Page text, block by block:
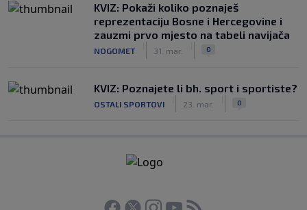
KVIZ: Pokaži koliko poznaješ
reprezentaciju Bosne i Hercegovine i
zauzmi prvo mjesto na tabeli navijača
NOGOMET 31. mar. 0
KVIZ: Poznajete li bh. sport i sportiste?
OSTALI SPORTOVI 23. mar. 0